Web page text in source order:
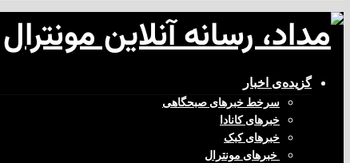
گزیده‌ی‌ اخبار
سرخط خبرهای صبحگاهی
خبرهای کانادا
خبرهای کبک
‌ خبرهای مونترال